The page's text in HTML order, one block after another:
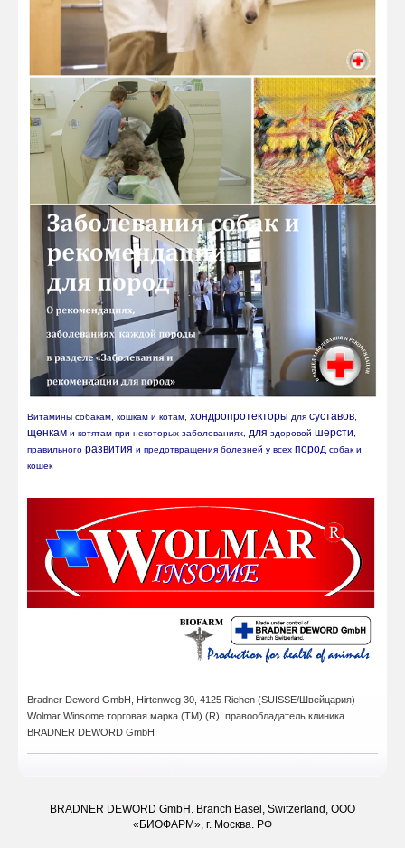
Витамины собакам, кошкам и котам, хондропротекторы для суставов
щенкам и котятам при некоторых заболеваниях, для здоровой шерсти,
правильного развития и предотвращения болезней у всех пород собак и
кошек
Bradner Deword GmbH, Hirtenweg 30, 4125 Riehen (SUISSE/Швейцария)
Wolmar Winsome торговая марка (ТМ) (R), правообладатель клиника
BRADNER DEWORD GmbH
BRADNER DEWORD GmbH. Branch Basel, Switzerland, ООО
«БИОФАРМ», г. Москва. РФ